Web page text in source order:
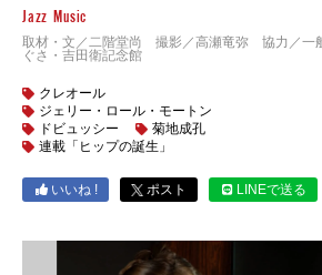
Jazz Music
取材・文／二階堂尚 撮影／高瀬竜弥 協力／一
ぐさ・吉田衛記念館
クレオール
ジェリー・ロール・モートン
ドビュッシー
菊地成孔
連載「ヒップの誕生」
いいね ! ポスト LINEで送る